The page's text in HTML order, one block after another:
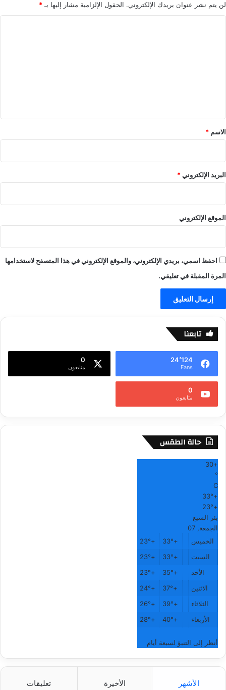
لن يتم نشر عنوان بريدك الإلكتروني. الحقول الإلزامية مشار إليها بـ *
*
الاسم *
البريد الإلكتروني*
الموقع الإلكتروني
احفظ اسمي، بريدي الإلكتروني، والموقع الإلكتروني في هذا المتصفح لاستخدامها
المرة المقبلة في تعليقي.
تابعنا
24٬124
Fans
0
متابعون
0
متابعون
حالة الطقس
+
30
°
C
+
33°
+
23°
بئر السبع
الجمعة, 07
الخميس
+
33°
+
23°
السبت
+
33°
+
23°
الأحد
+
35°
+
23°
الاثنين
+
37°
+
24°
الثلاثاء
+
39°
+
26°
الأربعاء
+
40°
+
28°
أنظر إلى التنبؤ لسبعة أيام
الأشهر الأخيرة تعليقات